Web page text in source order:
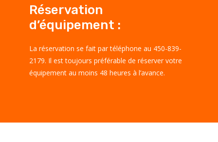
Réservation
d’équipement :
La réservation se fait par téléphone au 450-839-
2179. Il est toujours préférable de réserver votre
équipement au moins 48 heures à l’avance.